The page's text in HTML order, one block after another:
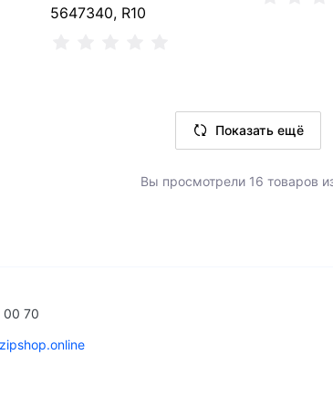
5647340, R10
Сообщить о поступлении
Показать ещё
Вы просмотрели 16 товаров
00 70